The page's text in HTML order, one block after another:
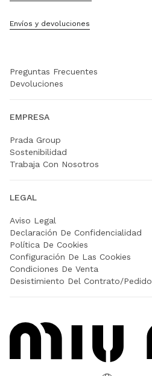
Envíos y devoluciones
ASISTENCIA
Preguntas Frecuentes
Devoluciones
EMPRESA
Prada Group
Sostenibilidad
Trabaja Con Nosotros
LEGAL
Aviso Legal
Declaración De Confidencialidad
Política De Cookies
Configuración De Las Cookies
Condiciones De Venta
Desistimiento Del Contrato/Pedido